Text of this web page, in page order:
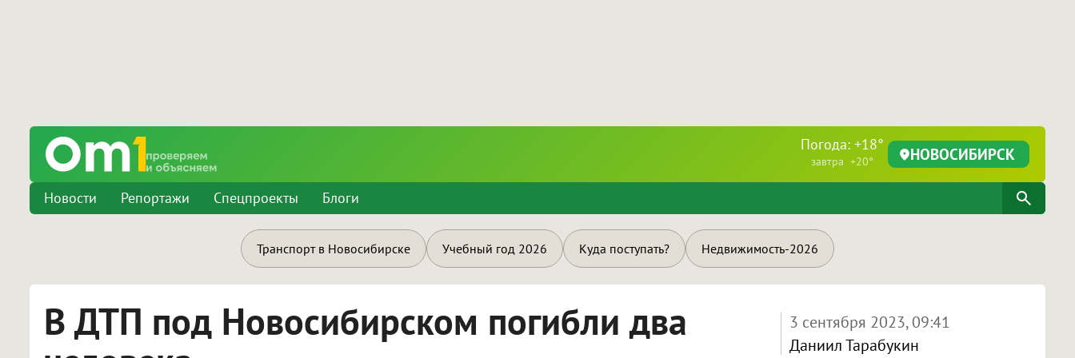
Погода: +18°
завтра +20° НОВОСИБИРСК
Новости Репортажи Спецпроекты Блоги
Транспорт в Новосибирске Учебный год 2026 Куда поступать? Недвижимость-2026
В ДТП под Новосибирском погибли два
3 сентября 2023, 09:41
Даниил Тарабукин